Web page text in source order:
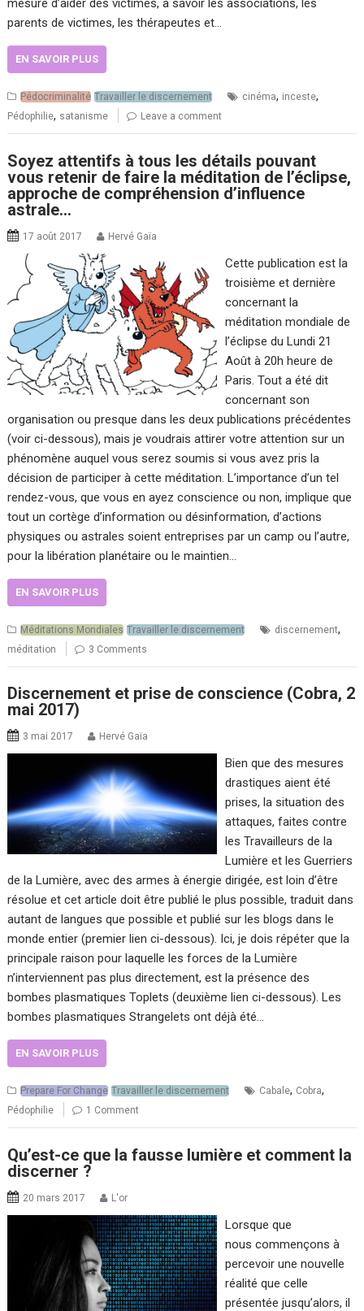
mesure d’aider des victimes, à savoir les associations, les
parents de victimes, les thérapeutes et…
EN SAVOIR PLUS
Pédocriminalité Travailler le discernement cinéma, inceste,
Pédophilie, satanisme Leave a comment
Soyez attentifs à tous les détails pouvant
vous retenir de faire la méditation de l’éclipse,
approche de compréhension d’influence
astrale…
17 août 2017 Hervé Gaïa
Cette publication est la
troisième et dernière
concernant la
méditation mondiale de
l’éclipse du Lundi 21
Août à 20h heure de
Paris. Tout a été dit
concernant son
organisation ou presque dans les deux publications précédentes
(voir ci-dessous), mais je voudrais attirer votre attention sur un
phénomène auquel vous serez soumis si vous avez pris la
décision de participer à cette méditation. L’importance d’un tel
rendez-vous, que vous en ayez conscience ou non, implique que
tout un cortège d’information ou désinformation, d’actions
physiques ou astrales soient entreprises par un camp ou l’autre,
pour la libération planétaire ou le maintien…
EN SAVOIR PLUS
Méditations Mondiales Travailler le discernement discernement,
méditation 3 Comments
Discernement et prise de conscience (Cobra, 2
mai 2017)
3 mai 2017 Hervé Gaïa
Bien que des mesures
drastiques aient été
prises, la situation des
attaques, faites contre
les Travailleurs de la
Lumière et les Guerriers
de la Lumière, avec des armes à énergie dirigée, est loin d’être
résolue et cet article doit être publié le plus possible, traduit dans
autant de langues que possible et publié sur les blogs dans le
monde entier (premier lien ci-dessous). Ici, je dois répéter que la
principale raison pour laquelle les forces de la Lumière
n’interviennent pas plus directement, est la présence des
bombes plasmatiques Toplets (deuxième lien ci-dessous). Les
bombes plasmatiques Strangelets ont déjà été…
EN SAVOIR PLUS
Prepare For Change Travailler le discernement Cabale, Cobra,
Pédophilie 1 Comment
Qu’est-ce que la fausse lumière et comment la
discerner ?
20 mars 2017 L'or
Lorsque que
nous commençons à
percevoir une nouvelle
réalité que celle
présentée jusqu’alors, il